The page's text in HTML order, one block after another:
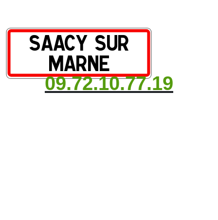
09.72.10.77.19